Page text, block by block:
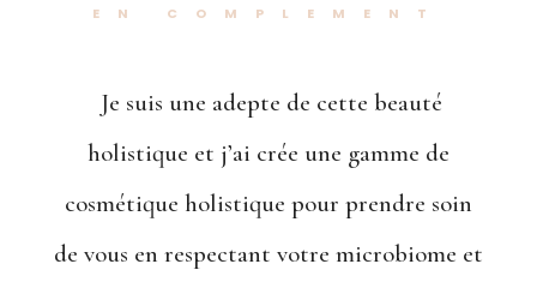
EN COMPLEMENT
Je suis une adepte de cette beauté
holistique et j’ai crée une gamme de
cosmétique holistique pour prendre soin
de vous en respectant votre microbiome et